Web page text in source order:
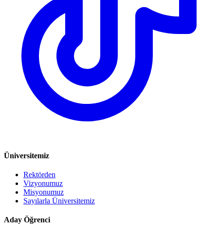
Üniversitemiz
Rektörden
Vizyonumuz
Misyonumuz
Sayılarla Üniversitemiz
Aday Öğrenci